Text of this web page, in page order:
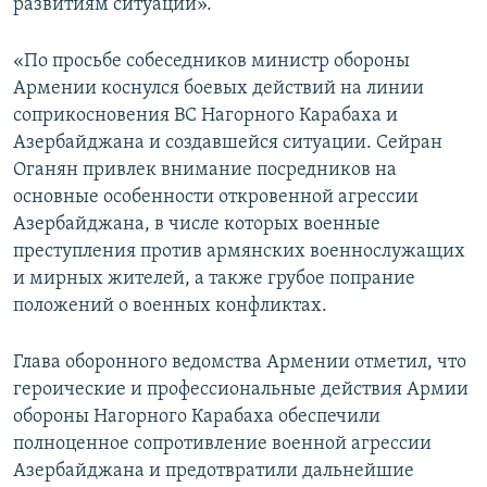
развитиям ситуации».
«По просьбе собеседников министр обороны
Армении коснулся боевых действий на линии
соприкосновения ВС Нагорного Карабаха и
Азербайджана и создавшейся ситуации. Сейран
Оганян привлек внимание посредников на
основные особенности откровенной агрессии
Азербайджана, в числе которых военные
преступления против армянских военнослужащих
и мирных жителей, а также грубое попрание
положений о военных конфликтах.
Глава оборонного ведомства Армении отметил, что
героические и профессиональные действия Армии
обороны Нагорного Карабаха обеспечили
полноценное сопротивление военной агрессии
Азербайджана и предотвратили дальнейшие